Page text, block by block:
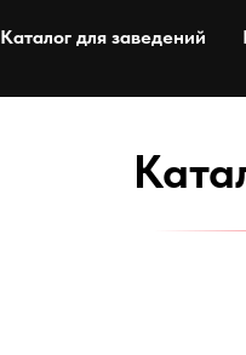
Каталог для заведений